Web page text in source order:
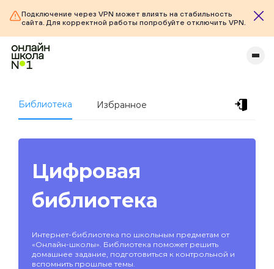
Подключение через VPN может влиять на стабильность
сайта. Для корректной работы попробуйте отключить VPN.
Библиотека Избранное
Цифровая
библиотека
Интернет-библиотека по школьным предметам от
«Онлайн-школы». Библиотека поможет решить
домашнее задание, подготовиться к контрольной и
вспомнить прошлые темы.